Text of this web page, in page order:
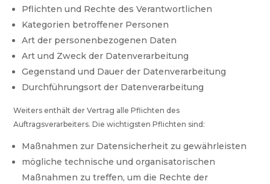
Pflichten und Rechte des Verantwortlichen
Kategorien betroffener Personen
Art der personenbezogenen Daten
Art und Zweck der Datenverarbeitung
Gegenstand und Dauer der Datenverarbeitung
Durchführungsort der Datenverarbeitung
Weiters enthält der Vertrag alle Pflichten des
Auftragsverarbeiters. Die wichtigsten Pflichten sind:
Maßnahmen zur Datensicherheit zu gewährleisten
mögliche technische und organisatorischen
Maßnahmen zu treffen, um die Rechte der